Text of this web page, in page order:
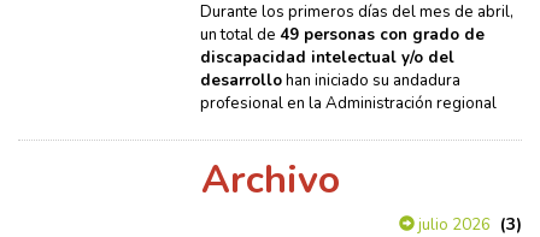
Durante los primeros días del mes de abril,
un total de 49 personas con grado de
discapacidad intelectual y/o del
desarrollohan iniciado su andadura
profesional en la Administración regional
Archivo
julio 2026 (3)